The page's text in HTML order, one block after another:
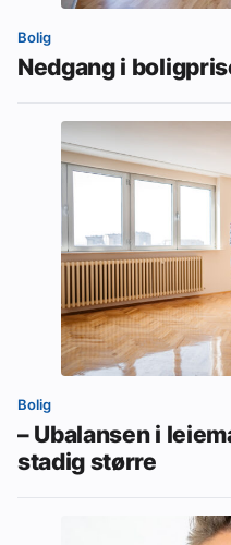
Bolig
Nedgang i
Bolig
– Ubalansen i
stadig større